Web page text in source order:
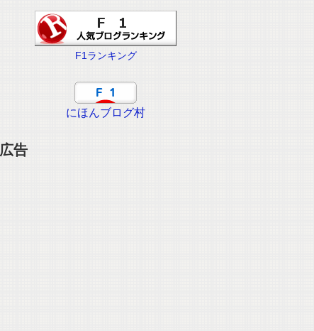
F1ランキング
にほんブログ村
広告